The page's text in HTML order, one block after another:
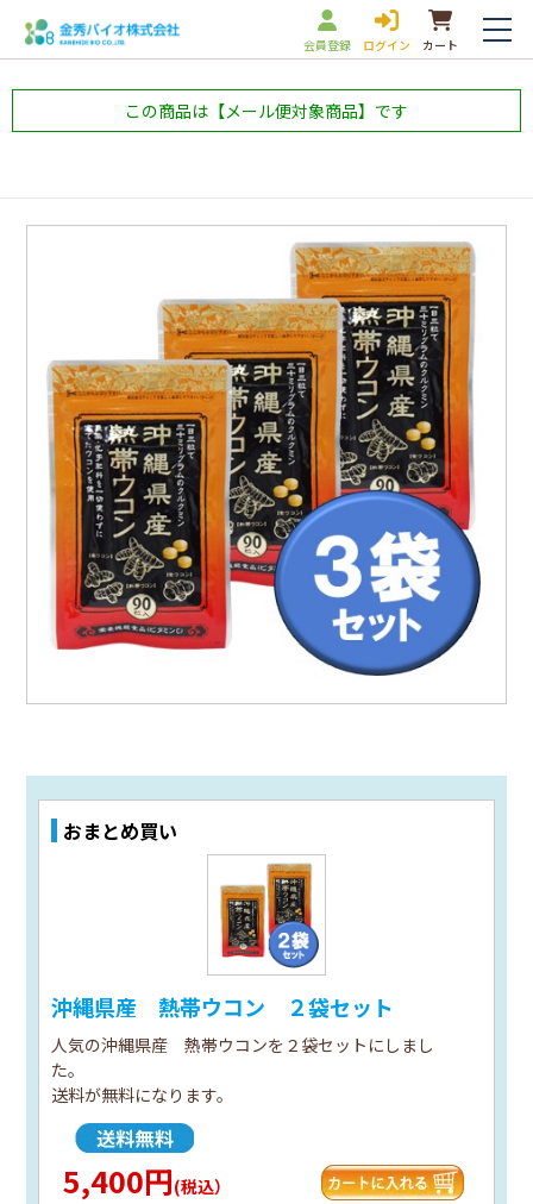
会員登録 ログイン カート
この商品は【メール便対象商品】です
おまとめ買い
沖縄県産 熱帯ウコン ２袋セット
人気の沖縄県産 熱帯ウコンを２袋セットにしまし
た。
送料が無料になります。
5,400円(税込）